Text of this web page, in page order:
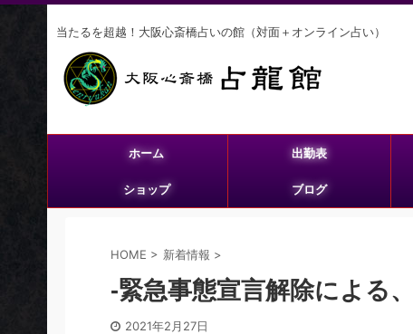
当たるを超越！大阪心斎橋占いの館（対面＋オンライン占い）
ホーム 出勤表
ショップ ブログ
HOME > 新着情報 >
-緊急事態宣言解除による
2021年2月27日